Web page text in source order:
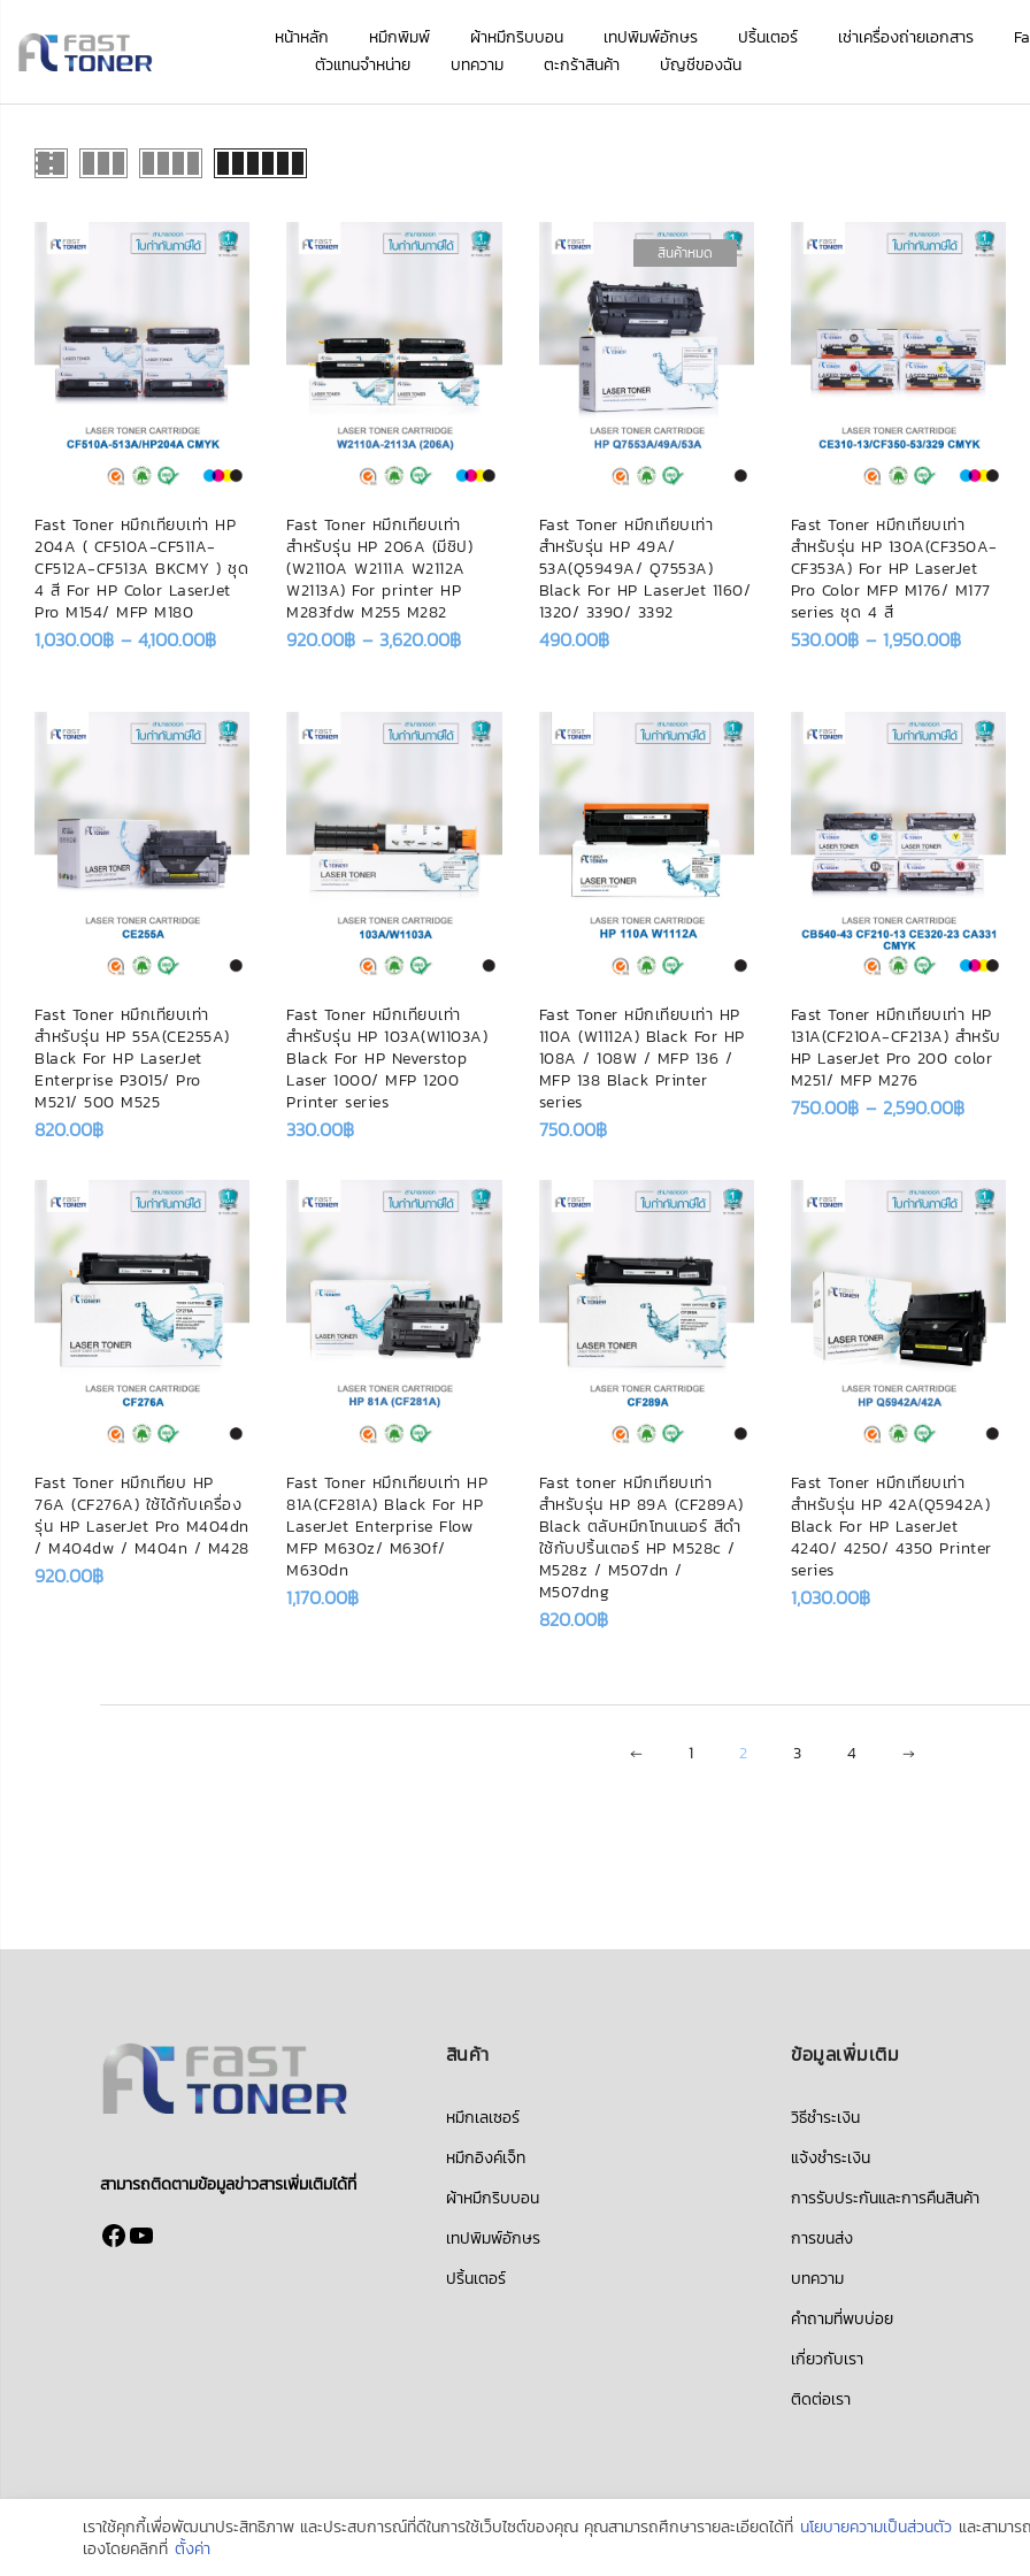
หน้าหลัก หมึกพิมพ์ ผ้าหมึกริบบอน เทปพิมพ์อักษร ปริ้นเตอร์ เช่าเครื่องถ่ายเอกสาร
ตัวแทนจำหน่าย
บทความ ตะกร้าสินค้า บัญชีของฉัน
Fast Toner หมึกเทียบเท่า HP
204A ( CF510A-CF511A-
CF512A-CF513A BKCMY ) ชุด
4 สี For HP Color LaserJet
Pro M154/ MFP M180
1,030.00฿ – 4,100.00฿
Fast Toner หมึกเทียบเท่า
สำหรับรุ่น HP 206A (มีชิป)
(W2110A W2111A W2112A
W2113A) For printer HP
M283fdw M255 M282
920.00฿ –3,620.00฿
สินค้าหมด
Fast Toner หมึกเทียบเท่า
สำหรับรุ่น HP 49A/
53A(Q5949A/ Q7553A)
Black For HP LaserJet 1160/
1320/ 3390/ 3392
490.00฿
Fast Toner หมึกเทียบเท่า
สำหรับรุ่น HP 130A(CF350A-
CF353A) For HP LaserJet
Pro Color MFP M176/ M177
series ชุด 4 สี
530.00฿– 1,950.00฿
Fast Toner หมึกเทียบเท่า
สำหรับรุ่น HP 55A(CE255A)
Black For HP LaserJet
Enterprise P3015/ Pro
M521/ 500 M525
820.00฿
Fast Toner หมึกเทียบเท่า
สำหรับรุ่น HP 103A(W1103A)
Black For HP Neverstop
Laser 1000/ MFP 1200
Printer series
330.00฿
Fast Toner หมึกเทียบเท่า HP
110A (W1112A) Black For HP
108A / 108W / MFP 136 /
MFP 138 Black Printer
series
750.00฿
Fast Toner หมึกเทียบเท่า HP
131A(CF210A-CF213A) สำหรับ
HP LaserJet Pro 200 color
M251/ MFP M276
750.00฿– 2,590.00฿
Fast Toner หมึกเทียบ HP
76A (CF276A) ใช้ได้กับเครื่อง
รุ่น HP LaserJet Pro M404dn
/ M404dw / M404n / M428
920.00฿
Fast Toner หมึกเทียบเท่า HP
81A(CF281A) Black For HP
LaserJet Enterprise Flow
MFP M630z/ M630f/
M630dn
1,170.00฿
Fast toner หมึกเทียบเท่า
สำหรับรุ่น HP 89A (CF289A)
Black ตลับหมึกโทนเนอร์ สีดำ
ใช้กับปริ้นเตอร์ HP M528c /
M528z / M507dn /
M507dng
820.00฿
Fast Toner หมึกเทียบเท่า
สำหรับรุ่น HP 42A(Q5942A)
Black For HP LaserJet
4240/ 4250/ 4350 Printer
series
1,030.00฿
← 1 2 3 4 →
สามารถติดตามข้อมูลข่าวสารเพิ่มเติมได้ที่
Facebook
YouTube
สินค้า
หมึกเลเซอร์
หมึกอิงค์เจ็ท
ผ้าหมึกริบบอน
เทปพิมพ์อักษร
ปริ้นเตอร์
ข้อมูลเพิ่มเติม
วิธีชำระเงิน
แจ้งชำระเงิน
การรับประกันและการคืนสินค้า
การขนส่ง
บทความ
คำถามที่พบบ่อย
เกี่ยวกับเรา
ติดต่อเรา
Copyright 2017
เราใช้คุกกี้เพื่อพัฒนาประสิทธิภาพ และประสบการณ์ที่ดีในการใช้เว็บไซต์ของคุณ คุณสามารถศึกษารายละเอียดได้ที่ นโยบายความเป็นส่วนตัว และสามา
เองโดยคลิกที่ ตั้งค่า